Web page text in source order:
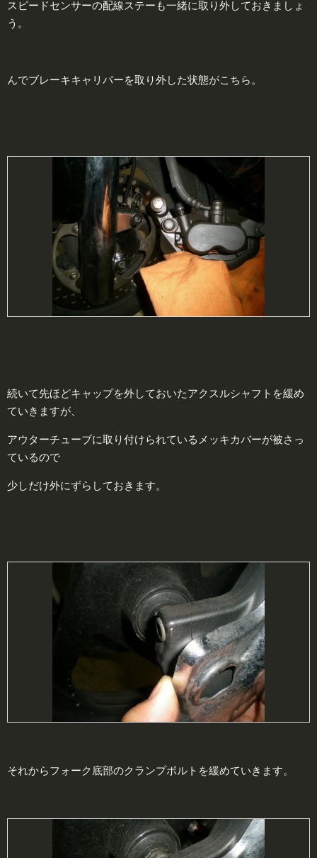
スピードセンサーの配線ステーも一緒に取り外しておきましょ
う。
んでブレーキキャリパーを取り外した状態がこちら。
続いて先ほどキャップを外しておいたアクスルシャフトを緩め
ていきますが、
アウターチューブに取り付けられているメッキカバーが被さっ
ているので
少しだけ外にずらしておきます。
それからフォーク底部のクランプボルトを緩めていきます。